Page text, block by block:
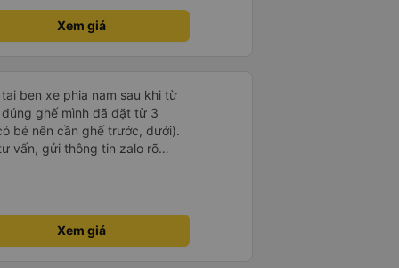
Xem giá
ben xe phia nam sau khi từ
ghế mình đã đặt từ 3
bé nên cần ghế trước, dưới).
vấn, gửi thông tin zalo rõ
giờ, xe mới toanh, sạch sẽ
ngắm cảnh cực chill, các anh
lý. 10 điểm không nhưng.
Xem giá